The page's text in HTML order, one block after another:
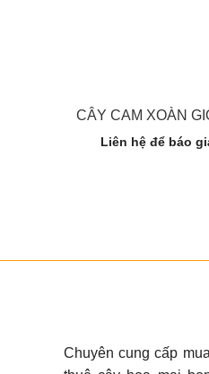
CÂY CAM XOÀN
Liên hệ để báo
Chuyên cung cấp